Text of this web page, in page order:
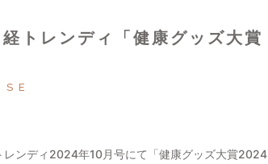
トレンディ「健康グッズ大賞
レンディ2024年10月号にて「健康グッズ大賞2024